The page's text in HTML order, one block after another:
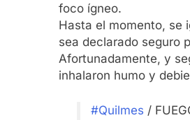
foco ígneo.
Hasta el momento, se
sea declarado seguro
Afortunadamente, y
inhalaron humo y
#Quilmes /